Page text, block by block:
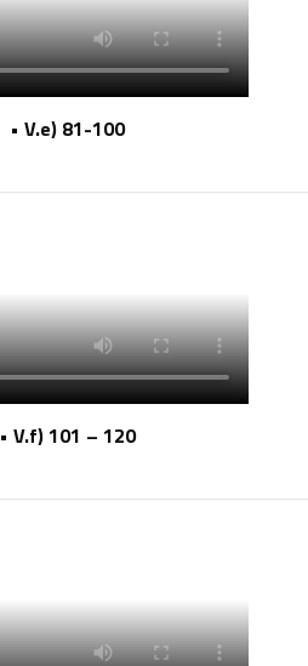
• V.e) 81-100
• V.f) 101 – 120